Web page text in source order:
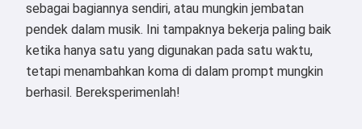
sebagai bagiannya sendiri, atau mungkin jembatan
pendek dalam musik. Ini tampaknya bekerja paling baik
ketika hanya satu yang digunakan pada satu waktu,
tetapi menambahkan koma di dalam prompt mungkin
berhasil. Bereksperimenlah!